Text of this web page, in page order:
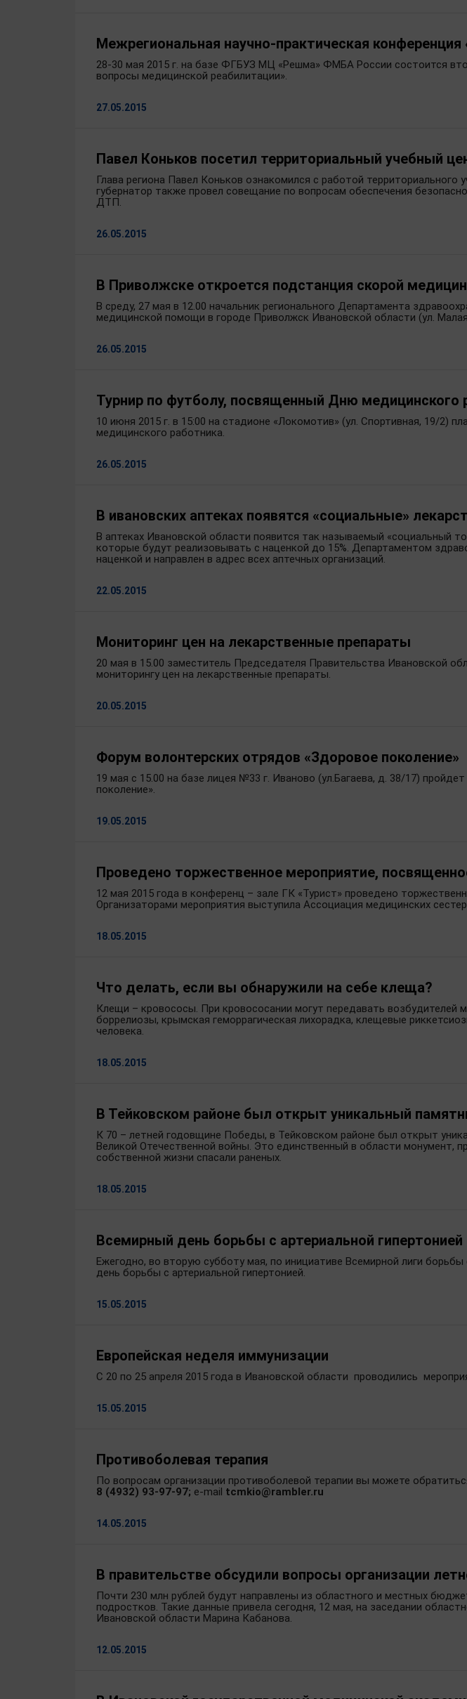
Межрегиональная научно-практическая
28-30 мая 2015 г. на базе ФГБУЗ МЦ «Решма» ФМБА России состоится
вопросы медицинской реабилитации».
27.05.2015
Павел Коньков посетил территориальный учебный
Глава региона Павел Коньков ознакомился с работой
губернатор также провел совещание по вопросам обеспечения
ДТП.
26.05.2015
В Приволжске откроется подстанция скорой
В среду, 27 мая в 12.00 начальник регионального Департамента
медицинской помощи в городе Приволжск Ивановской области (ул.
26.05.2015
Турнир по футболу, посвященный Дню медицинского
10 июня 2015 г. в 15:00 на стадионе «Локомотив» (ул. Спортивная, 19/2)
медицинского работника.
26.05.2015
В ивановских аптеках появятся «социальные»
В аптеках Ивановской области появится так называемый «социальный
которые будут реализовывать с наценкой до 15%. Департаментом
наценкой и направлен в адрес всех аптечных организаций.
22.05.2015
Мониторинг цен на лекарственные препараты
20 мая в 15.00 заместитель Председателя Правительства Ивановской
мониторингу цен на лекарственные препараты.
20.05.2015
Форум волонтерских отрядов «Здоровое поколение»
19 мая с 15.00 на базе лицея №33 г. Иваново (ул.Багаева, д. 38/17)
поколение».
19.05.2015
Проведено торжественное мероприятие,
12 мая 2015 года в конференц – зале ГК «Турист» проведено
Организаторами мероприятия выступила Ассоциация медицинских
18.05.2015
Что делать, если вы обнаружили на себе клеща?
Клещи – кровососы. При кровососании могут передавать
боррелиозы, крымская геморрагическая лихорадка, клещевые
человека.
18.05.2015
В Тейковском районе был открыт уникальный
К 70 – летней годовщине Победы, в Тейковском районе был открыт
Великой Отечественной войны. Это единственный в области монумент,
собственной жизни спасали раненых.
18.05.2015
Всемирный день борьбы с артериальной гипертонией
Ежегодно, во вторую субботу мая, по инициативе Всемирной лиги
день борьбы с артериальной гипертонией.
15.05.2015
Европейская неделя иммунизации
С 20 по 25 апреля 2015 года в Ивановской области проводились
15.05.2015
Противоболевая терапия
По вопросам организации противоболевой терапии вы можете
8 (4932) 93-97-97; e-mail tcmkio@rambler.ru
14.05.2015
В правительстве обсудили вопросы организации
Почти 230 млн рублей будут направлены из областного и местных
подростков. Такие данные привела сегодня, 12 мая, на заседании
Ивановской области Марина Кабанова.
12.05.2015